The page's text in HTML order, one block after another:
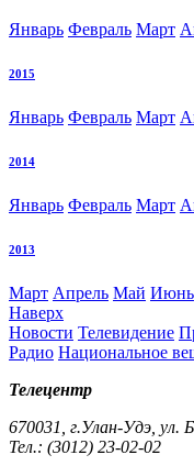
Январь Февраль Март
2015
Январь Февраль Март
2014
Январь Февраль Март
2013
Март Апрель Май Июнь
Наверх
Новости Телевидение
Радио Национальное
Телецентр
670031, г.Улан-Удэ, ул.
Тел.: (3012) 23-02-02